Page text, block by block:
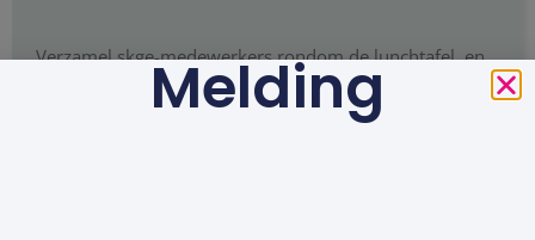
Verzamel skge-medewerkers rondom de lunchtafel, en
het gesprek ontstaat vanzelf. Wat doen zij om onvrede
om te buigen naar een oplossing en wat betekent dit
Melding